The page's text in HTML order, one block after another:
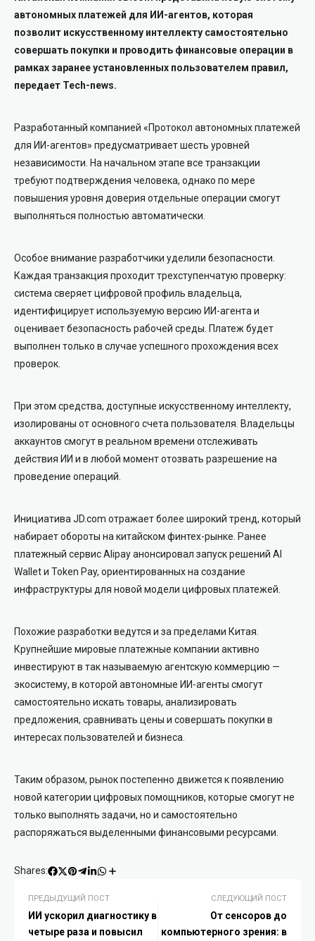
автономных платежей для ИИ-агентов, которая
позволит искусственному интеллекту самостоятельно
совершать покупки и проводить финансовые операции в
рамках заранее установленных пользователем правил,
передает Tech-news.
Разработанный компанией «Протокол автономных платежей
для ИИ-агентов» предусматривает шесть уровней
независимости. На начальном этапе все транзакции
требуют подтверждения человека, однако по мере
повышения уровня доверия отдельные операции смогут
выполняться полностью автоматически.
Особое внимание разработчики уделили безопасности.
Каждая транзакция проходит трехступенчатую проверку:
система сверяет цифровой профиль владельца,
идентифицирует используемую версию ИИ-агента и
оценивает безопасность рабочей среды. Платеж будет
выполнен только в случае успешного прохождения всех
проверок.
При этом средства, доступные искусственному интеллекту,
изолированы от основного счета пользователя. Владельцы
аккаунтов смогут в реальном времени отслеживать
действия ИИ и в любой момент отозвать разрешение на
проведение операций.
Инициатива JD.com отражает более широкий тренд, который
набирает обороты на китайском финтех-рынке. Ранее
платежный сервис Alipay анонсировал запуск решений AI
Wallet и Token Pay, ориентированных на создание
инфраструктуры для новой модели цифровых платежей.
Похожие разработки ведутся и за пределами Китая.
Крупнейшие мировые платежные компании активно
инвестируют в так называемую агентскую коммерцию —
экосистему, в которой автономные ИИ-агенты смогут
самостоятельно искать товары, анализировать
предложения, сравнивать цены и совершать покупки в
интересах пользователей и бизнеса.
Таким образом, рынок постепенно движется к появлению
новой категории цифровых помощников, которые смогут не
только выполнять задачи, но и самостоятельно
распоряжаться выделенными финансовыми ресурсами.
Shares:
ПРЕДЫДУЩИЙ ПОСТ
ИИ ускорил диагностику в
четыре раза и повысил
СЛЕДУЮЩИЙ ПОСТ
От сенсоров до
компьютерного зрения: в